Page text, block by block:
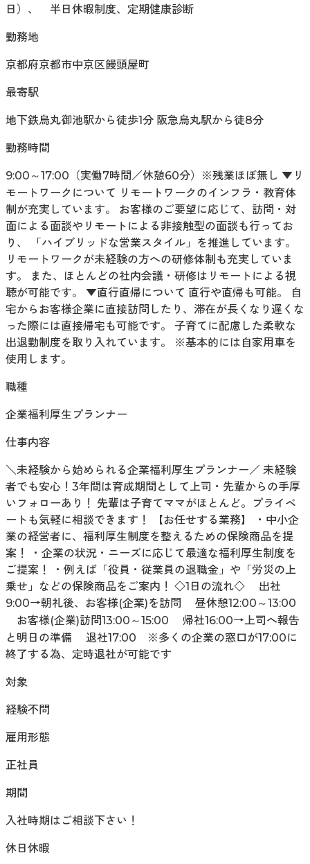
日）、 半日休暇制度、定期健康診断
勤務地
京都府京都市中京区饅頭屋町
最寄駅
地下鉄烏丸御池駅から徒歩1分 阪急烏丸駅から徒8分
勤務時間
9:00～17:00（実働7時間／休憩60分）※残業ほぼ無し ▼リ
モートワークについて リモートワークのインフラ・教育体
制が充実しています。 お客様のご要望に応じて、訪問・対
面による面談やリモートによる非接触型の面談も行ってお
り、 「ハイブリッドな営業スタイル」を推進しています。
リモートワークが未経験の方への研修体制も充実していま
す。 また、ほとんどの社内会議・研修はリモートによる視
聴が可能です。 ▼直行直帰について 直行や直帰も可能。 自
宅からお客様企業に直接訪問したり、滞在が長くなり遅くな
った際には直接帰宅も可能です。 子育てに配慮した柔軟な
出退勤制度を取り入れています。 ※基本的には自家用車を
使用します。
職種
企業福利厚生プランナー
仕事内容
＼未経験から始められる企業福利厚生プランナー／ 未経験
者でも安心！3年間は育成期間として上司・先輩からの手厚
いフォローあり！ 先輩は子育てママがほとんど。プライベ
ートも気軽に相談できます！ 【お任せする業務】 ・中小企
業の経営者に、福利厚生制度を整えるための保険商品を提
案！ ・企業の状況・ニーズに応じて最適な福利厚生制度を
ご提案！ ・例えば「役員・従業員の退職金」や「労災の上
乗せ」などの保険商品をご案内！ ◇1日の流れ◇ 出社
9:00→朝礼後、お客様(企業)を訪問 昼休憩12:00～13:00
お客様(企業)訪問13:00～15:00 帰社16:00→上司へ報告
と明日の準備 退社17:00 ※多くの企業の窓口が17:00に
終了する為、定時退社が可能です
対象
経験不問
雇用形態
正社員
期間
入社時期はご相談下さい！
休日休暇